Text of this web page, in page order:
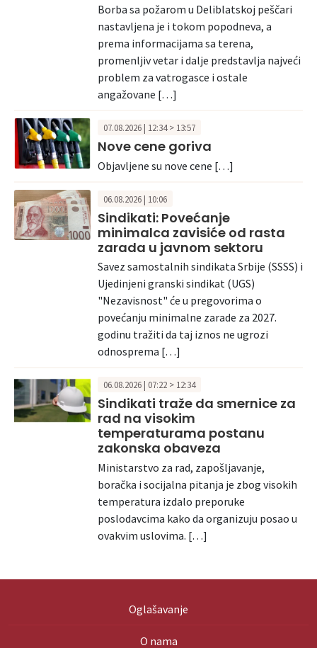
Borba sa požarom u Deliblatskoj peščari
nastavljena je i tokom popodneva, a
prema informacijama sa terena,
promenljiv vetar i dalje predstavlja najveći
problem za vatrogasce i ostale
angažovane […]
07.08.2026 | 12:34 > 13:57
Nove cene goriva
Objavljene su nove cene […]
06.08.2026 | 10:06
Sindikati: Povećanje
minimalca zavisiće od rasta
zarada u javnom sektoru
Savez samostalnih sindikata Srbije (SSSS) i
Ujedinjeni granski sindikat (UGS)
"Nezavisnost" će u pregovorima o
povećanju minimalne zarade za 2027.
godinu tražiti da taj iznos ne ugrozi
odnosprema […]
06.08.2026 | 07:22 > 12:34
Sindikati traže da smernice za
rad na visokim
temperaturama postanu
zakonska obaveza
Ministarstvo za rad, zapošljavanje,
boračka i socijalna pitanja je zbog visokih
temperatura izdalo preporuke
poslodavcima kako da organizuju posao u
ovakvim uslovima. […]
Oglašavanje
O nama